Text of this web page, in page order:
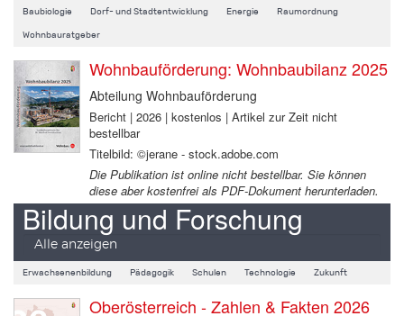
Baubiologie Dorf- und Stadtentwicklung Energie Raumordnung
Wohnbauratgeber
Wohnbauförderung: Wohnbaubilanz 2025
Abteilung Wohnbauförderung
Bericht | 2026 | kostenlos | Artikel zur Zeit nicht
bestellbar
Titelbild: ©jerane - stock.adobe.com
Die Publikation ist online nicht bestellbar. Sie können
diese aber kostenfrei als PDF-Dokument herunterladen.
Bildung und Forschung
Alle anzeigen
Erwachsenenbildung Pädagogik Schulen Technologie Zukunft
Oberösterreich - Zahlen & Fakten 2026